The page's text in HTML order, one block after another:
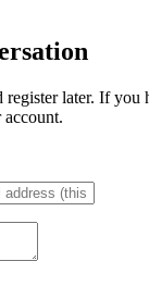
later. If you